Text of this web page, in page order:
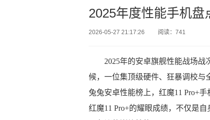
2025年度性能手机盘
2026-05-27 21:17:26 阅读：741
2025年的安卓旗舰性能战场
候，一位集顶级硬件、狂暴调校与
兔兔安卓性能榜上，红魔11 Pro+手
红魔11 Pro+的耀眼成绩，不仅是